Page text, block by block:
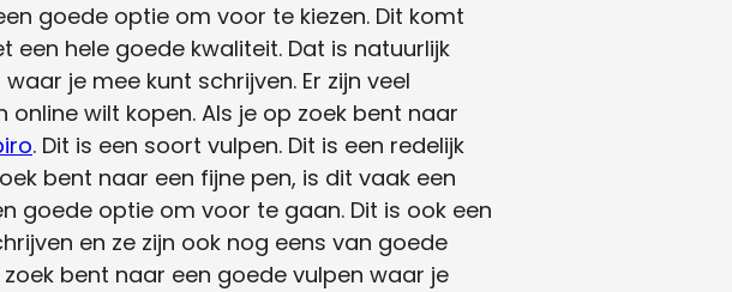
goede optie om voor te kiezen. Dit komt
een hele goede kwaliteit. Dat is natuurlijk
je mee kunt schrijven. Er zijn veel
wilt kopen. Als je op zoek bent naar
. Dit is een soort vulpen. Dit is een redelijk
bent naar een fijne pen, is dit vaak een
goede optie om voor te gaan. Dit is ook een
en ze zijn ook nog eens van goede
bent naar een goede vulpen waar je